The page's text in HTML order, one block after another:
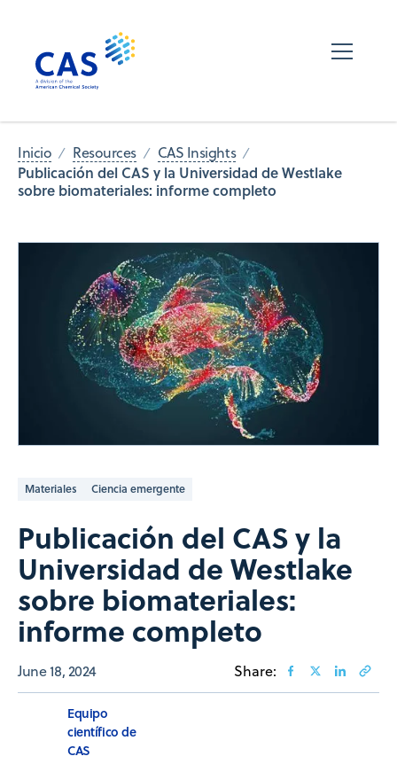
Inicio Resources CAS Insights
Publicación del CAS y la Universidad de Westlake
sobre biomateriales: informe completo
Materiales Ciencia emergente
Publicación del CAS y la
Universidad de Westlake
sobre biomateriales:
informe completo
June 18, 2024 Share:
Equipo
científico de
CAS